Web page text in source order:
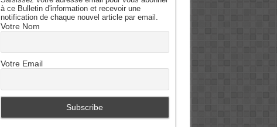
à ce Bulletin d'information et recevoir une
notification de chaque nouvel article par email.
Votre Nom
Votre Email